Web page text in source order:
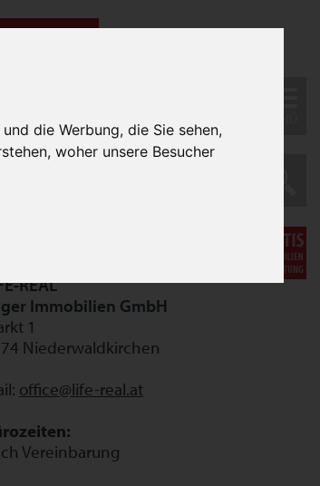
die Werbung, die Sie sehen,
woher unsere Besucher
REAL
Immobilien GmbH
1
Niederwaldkirchen
office@life-real.at
Vereinbarung